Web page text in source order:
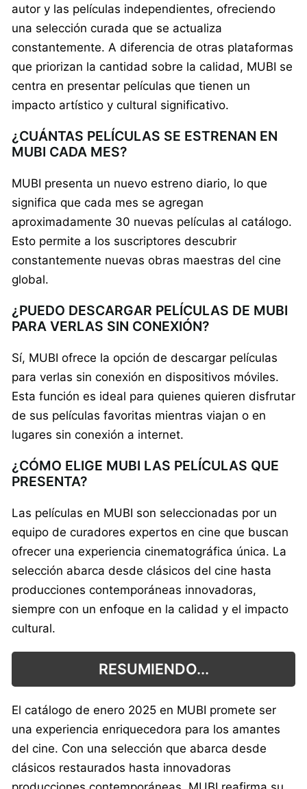
autor y las películas independientes, ofreciendo
una selección curada que se actualiza
constantemente. A diferencia de otras plataformas
que priorizan la cantidad sobre la calidad, MUBI se
centra en presentar películas que tienen un
impacto artístico y cultural significativo.
¿CUÁNTAS PELÍCULAS SE ESTRENAN EN
MUBI CADA MES?
MUBI presenta un nuevo estreno diario, lo que
significa que cada mes se agregan
aproximadamente 30 nuevas películas al catálogo.
Esto permite a los suscriptores descubrir
constantemente nuevas obras maestras del cine
global.
¿PUEDO DESCARGAR PELÍCULAS DE MUBI
PARA VERLAS SIN CONEXIÓN?
Sí, MUBI ofrece la opción de descargar películas
para verlas sin conexión en dispositivos móviles.
Esta función es ideal para quienes quieren disfrutar
de sus películas favoritas mientras viajan o en
lugares sin conexión a internet.
¿CÓMO ELIGE MUBI LAS PELÍCULAS QUE
PRESENTA?
Las películas en MUBI son seleccionadas por un
equipo de curadores expertos en cine que buscan
ofrecer una experiencia cinematográfica única. La
selección abarca desde clásicos del cine hasta
producciones contemporáneas innovadoras,
siempre con un enfoque en la calidad y el impacto
cultural.
RESUMIENDO...
El catálogo de enero 2025 en MUBI promete ser
una experiencia enriquecedora para los amantes
del cine. Con una selección que abarca desde
clásicos restaurados hasta innovadoras